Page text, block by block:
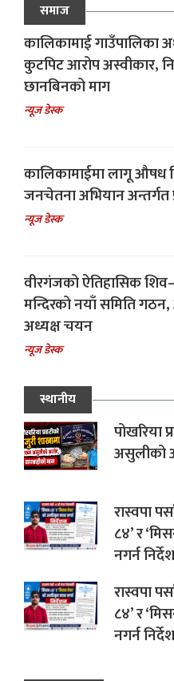
समाज
कालिकामाई गाउँपालिका
कुटपिट आरोप अस्वीकार,
छानबिनको माग
न्यूज डेस्क
कालिकामाईमा लागू औषध
जनचेतना अभियान अन्तर्गत
न्यूज डेस्क
वीरगंजको ऐतिहासिक
मन्दिरको नयाँ समिति
अध्यक्ष चयन
न्यूज डेस्क
स्थानीय
पोखरिया
असुलीको
रास्वपा
८४’ र
नगर्न
रास्वपा
८४’ र
नगर्न